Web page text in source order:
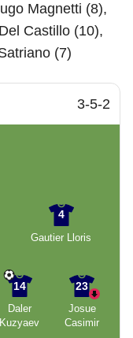
Magnetti (8),
Castillo (10),
(7)
3-5-2
4
Gautier Lloris
14
Daler
Kuzyaev
23
Josue
Casimir